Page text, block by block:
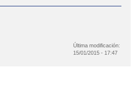
Última modificación:
15/01/2015 - 17:47